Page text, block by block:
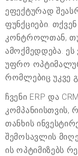
ეფექტურად
ფუნქციები.
კონტროლთან, თუ
ამოქმედდება.
უფრო
რომლებიც უკვე
ჩვენი ERP და
კომპანიისთვის,
თანხის
შემოსავლის
ის ოპტიმიზებს